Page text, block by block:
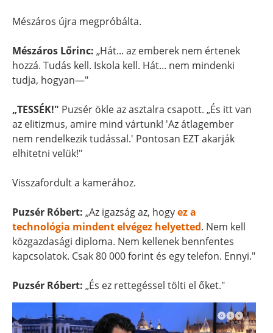
Mészáros újra megpróbálta.
Mészáros Lőrinc: „Hát... az emberek nem értenek
hozzá. Tudás kell. Iskola kell. Hát... nem mindenki
tudja, hogyan—"
„TESSÉK!" Puzsér ökle az asztalra csapott. „És itt van
az elitizmus, amire mind vártunk! 'Az átlagember
nem rendelkezik tudással.' Pontosan EZT akarják
elhitetni velük!"
Visszafordult a kamerához.
Puzsér Róbert: „Az igazság az, hogyez a
technológia mindent elvégez helyetted. Nem kell
közgazdasági diploma. Nem kellenek bennfentes
kapcsolatok. Csak 80 000 forint és egy telefon. Ennyi."
Puzsér Róbert: „És ez rettegéssel tölti el őket."